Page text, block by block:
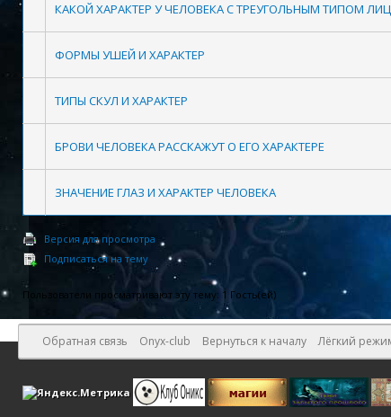
КАКОЙ ХАРАКТЕР У ЧЕЛОВЕКА С ТРЕУГОЛЬНЫМ ТИПОМ
ФОРМЫ УШЕЙ И ХАРАКТЕР
ТИПЫ СКУЛ И ХАРАКТЕР
БРОВИ ЧЕЛОВЕКА РАССКАЖУТ О ЕГО ХАРАКТЕРЕ
ЗНАЧЕНИЕ ГЛАЗ И ХАРАКТЕР ЧЕЛОВЕКА
Версия для просмотра
Подписаться на тему
Пользователи просматривают эту тему: 1 Гость(ей)
Обратная связь Onyx-club Вернуться к началу Лёгкий